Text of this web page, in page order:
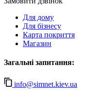
Для дому
Для бізнесу
Карта покриття
Магазин
Загальні запитання:
info@simnet.kiev.ua